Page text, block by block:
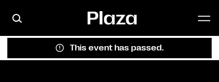
This event has passed.